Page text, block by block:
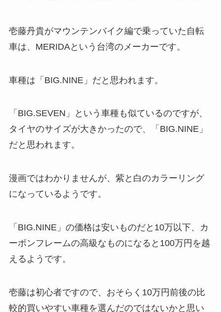
壱藤丹貴がマウンテンバイク編で乗っていた自転
車は、MERIDAという台湾のメーカーです。
車種は「BIG.NINE」だと思われます。
「BIG.SEVEN」という車種も似ているのですが、
タイヤのサイズが大きかったので、「BIG.NINE」
だと思われます。
漫画ではわかりませんが、紫と白のカラーリング
になっているようです。
「BIG.NINE」の価格は安いものだと10万以下、カ
ーボンフレームの高級なものになると100万円を越
えるようです。
壱藤は初心者ですので、おそらく10万円前後の比
較的買いやすい車種を選んだのではないかと思い